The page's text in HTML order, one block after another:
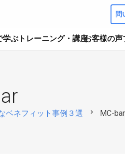
問
学ぶ トレーニング・講座お客様の声
ベネフィット事例３選 chevron_right MC-